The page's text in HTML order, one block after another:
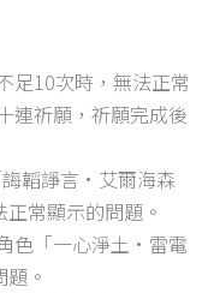
足10次時，無法正常
連祈願，祈願完成後
韜諍言·艾爾海森
常顯示的問題。
色「一心淨土·雷電
。